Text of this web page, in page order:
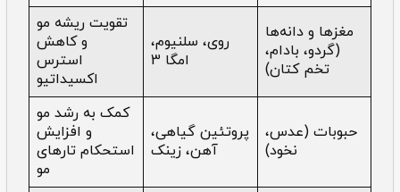
مغزها و دانه‌ها
(گردو، بادام،
تخم کتان)
روی، سلنیوم،
امگا 3
تقویت ریشه مو
و کاهش
استرس
اکسیداتیو
حبوبات (عدس،
نخود)
پروتئین گیاهی،
آهن، زینک
کمک به رشد مو
و افزایش
استحکام تارهای
مو